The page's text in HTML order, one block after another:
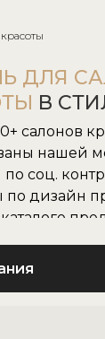
ДЛЯ
В
салонов
нашей
по соц.
по дизайн